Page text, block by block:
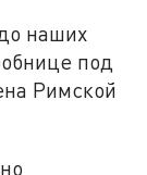
наших
под
Римской